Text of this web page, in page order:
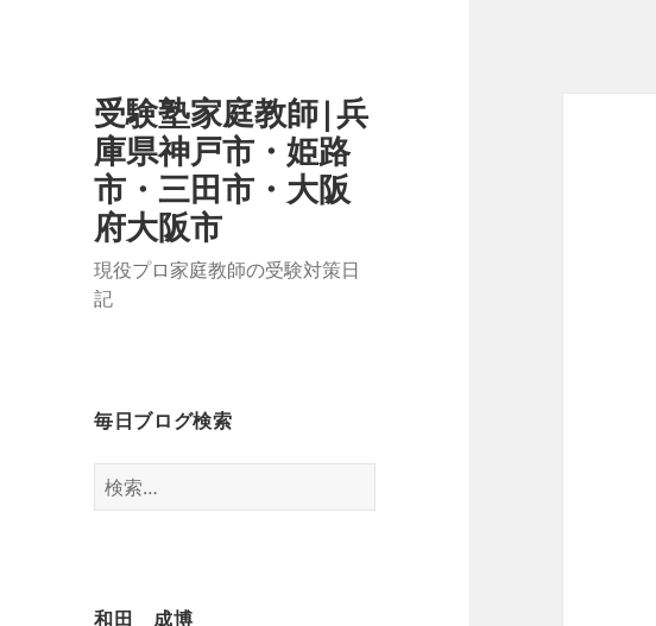
受験塾家庭教師|兵
庫県神戸市・姫路
市・三田市・大阪
府大阪市
現役プロ家庭教師の受験対策日
記
毎日ブログ検索
検
索:
和田 成博